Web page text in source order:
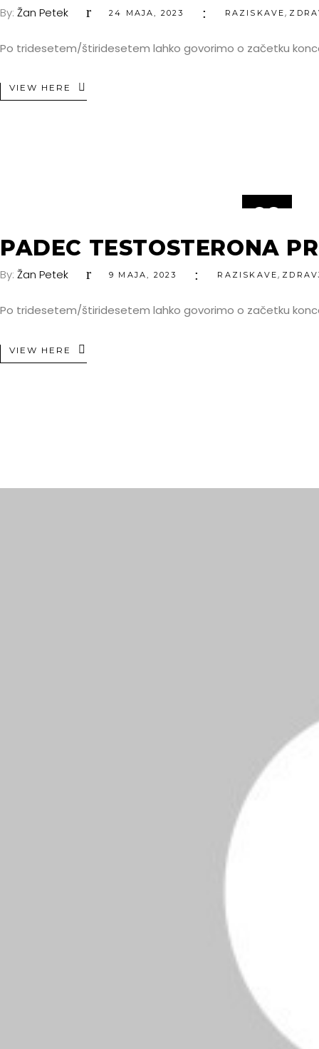
By: Žan Petek 24 MAJA, 2023 RAZISKAVE,
Po tridesetem/štiridesetem lahko govorimo o začetku
VIEW HERE
09
PADEC TESTOSTERONA
By: Žan Petek 9 MAJA, 2023 RAZISKAVE,
Po tridesetem/štiridesetem lahko govorimo o začetku
VIEW HERE